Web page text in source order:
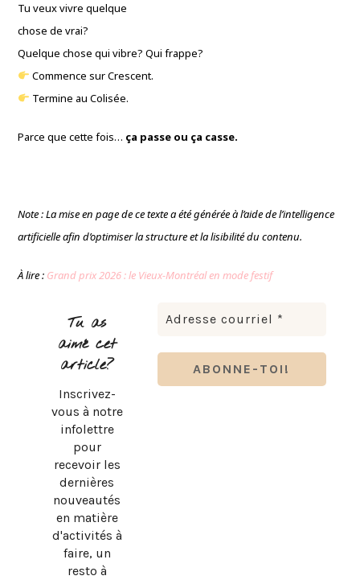
Tu veux vivre quelque
chose de vrai?
Quelque chose qui vibre? Qui frappe?
Commence sur Crescent.
Termine au Colisée.
Parce que cette fois… ça passe ou ça casse.
Note : La mise en page de ce texte a été générée à l’aide de l’intelligence
artificielle afin d’optimiser la structure et la lisibilité du contenu.
À lire : Grand prix 2026 : le Vieux-Montréal en mode festif
Tu as
aimé cet
article?
Inscrivez-
vous à notre
infolettre
pour
recevoir les
dernières
nouveautés
en matière
d'activités à
faire, un
resto à